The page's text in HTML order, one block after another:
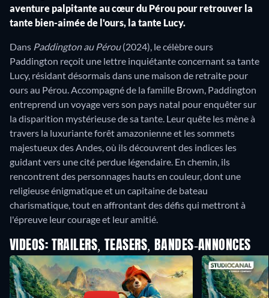
aventure palpitante au cœur du Pérou pour retrouver la
tante bien-aimée de l'ours, la tante Lucy.
Dans Paddington au Pérou(2024), le célèbre ours
Paddington reçoit une lettre inquiétante concernant sa tante
Lucy, résidant désormais dans une maison de retraite pour
ours au Pérou. Accompagné de la famille Brown, Paddington
entreprend un voyage vers son pays natal pour enquêter sur
la disparition mystérieuse de sa tante. Leur quête les mène à
travers la luxuriante forêt amazonienne et les sommets
majestueux des Andes, où ils découvrent des indices les
guidant vers une cité perdue légendaire. En chemin, ils
rencontrent des personnages hauts en couleur, dont une
religieuse énigmatique et un capitaine de bateau
charismatique, tout en affrontant des défis qui mettront à
l'épreuve leur courage et leur amitié.
VIDEOS: TRAILERS, TEASERS, BANDES-ANNONCES